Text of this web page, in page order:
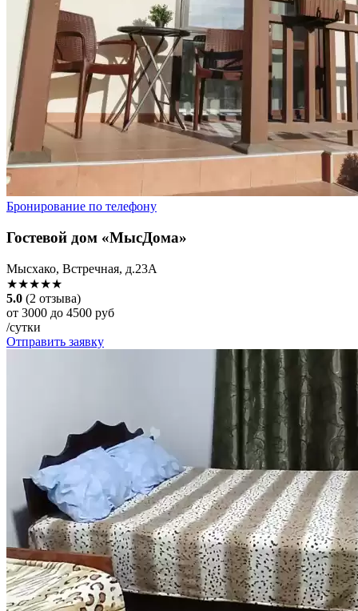
Бронирование по телефону
Гостевой дом «МысДома»
Мысхако, Встречная, д.23А
★★★★★
5.0 (2 отзыва)
от 3000 до 4500 руб
/сутки
Отправить заявку